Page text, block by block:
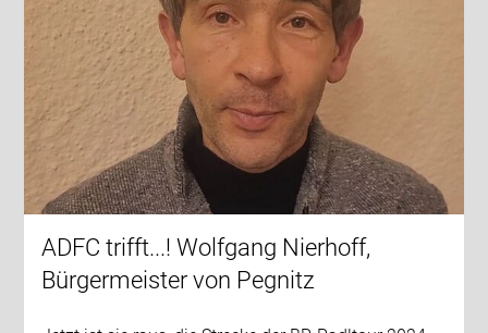
ADFC trifft...! Wolfgang Nierhoff,
Bürgermeister von Pegnitz